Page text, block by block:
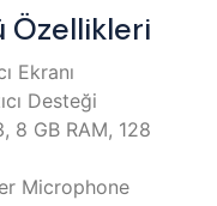
Özellikleri
Ekranı
Desteği
8 GB RAM, 128
Microphone